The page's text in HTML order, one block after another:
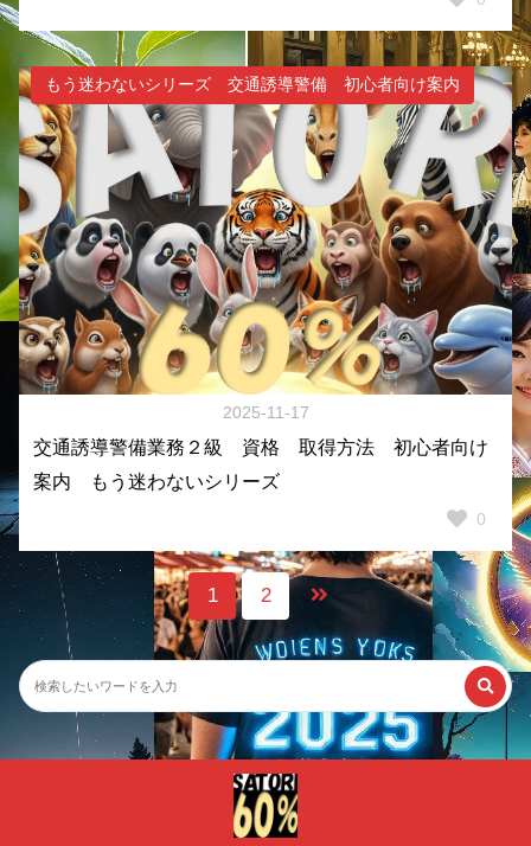
もう迷わないシリーズ 交通誘導警備 初心者向け案内
2025-11-17
交通誘導警備業務２級 資格 取得方法 初心者向け
案内 もう迷わないシリーズ
0
1 2